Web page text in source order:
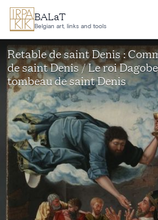
Ga naar hoofdinhoud
BALaT
Belgian art, links and tools
Retable de saint Denis :
de saint Denis / Le roi
tombeau de saint Denis